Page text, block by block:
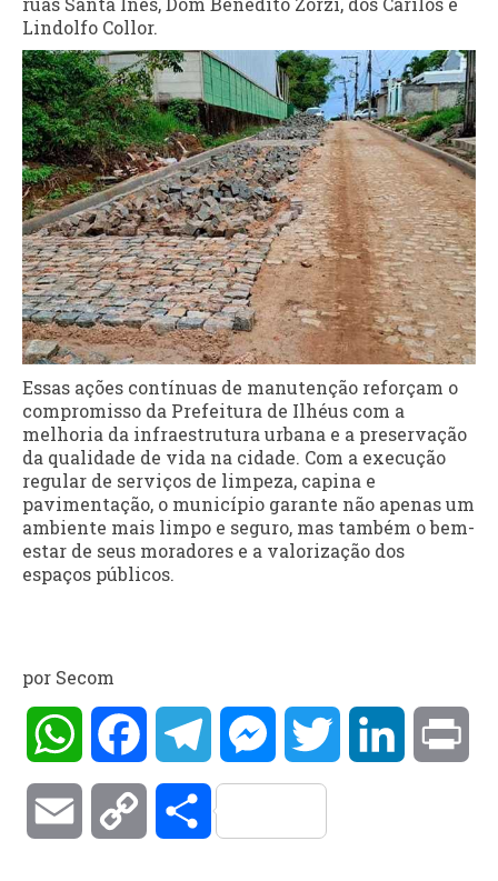
Lindolfo Collor.
Essas ações contínuas de manutenção reforçam o
compromisso da Prefeitura de Ilhéus com a
melhoria da infraestrutura urbana e a preservação
da qualidade de vida na cidade. Com a execução
regular de serviços de limpeza, capina e
pavimentação, o município garante não apenas um
ambiente mais limpo e seguro, mas também o bem-
estar de seus moradores e a valorização dos
espaços públicos.
por Secom
WhatsAppFacebookTelegramMessengerTwitter LinkedIn
Email Copy Compartilhar